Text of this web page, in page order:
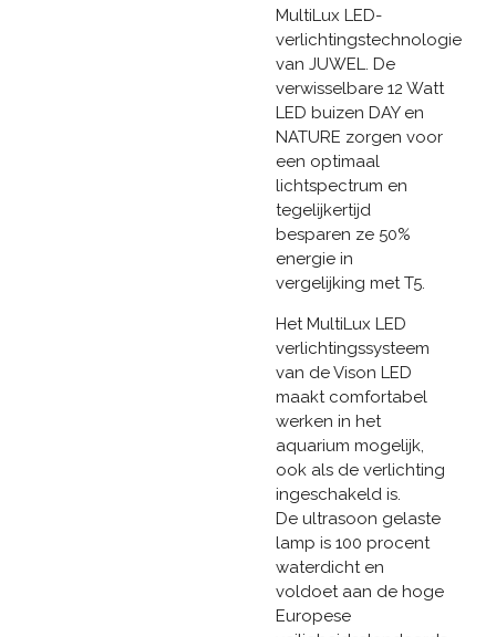
MultiLux LED-
verlichtingstechnologie
van JUWEL. De
verwisselbare 12 Watt
LED buizen DAY en
NATURE zorgen voor
een optimaal
lichtspectrum en
tegelijkertijd
besparen ze 50%
energie in
vergelijking met T5.
Het MultiLux LED
verlichtingssysteem
van de Vison LED
maakt comfortabel
werken in het
aquarium mogelijk,
ook als de verlichting
ingeschakeld is.
De ultrasoon gelaste
lamp is 100 procent
waterdicht en
voldoet aan de hoge
Europese